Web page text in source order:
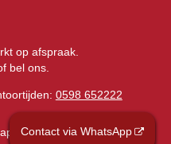
Contact via WhatsApp
op afspraak.
bel ons.
0598 652222
Privacyverklaring